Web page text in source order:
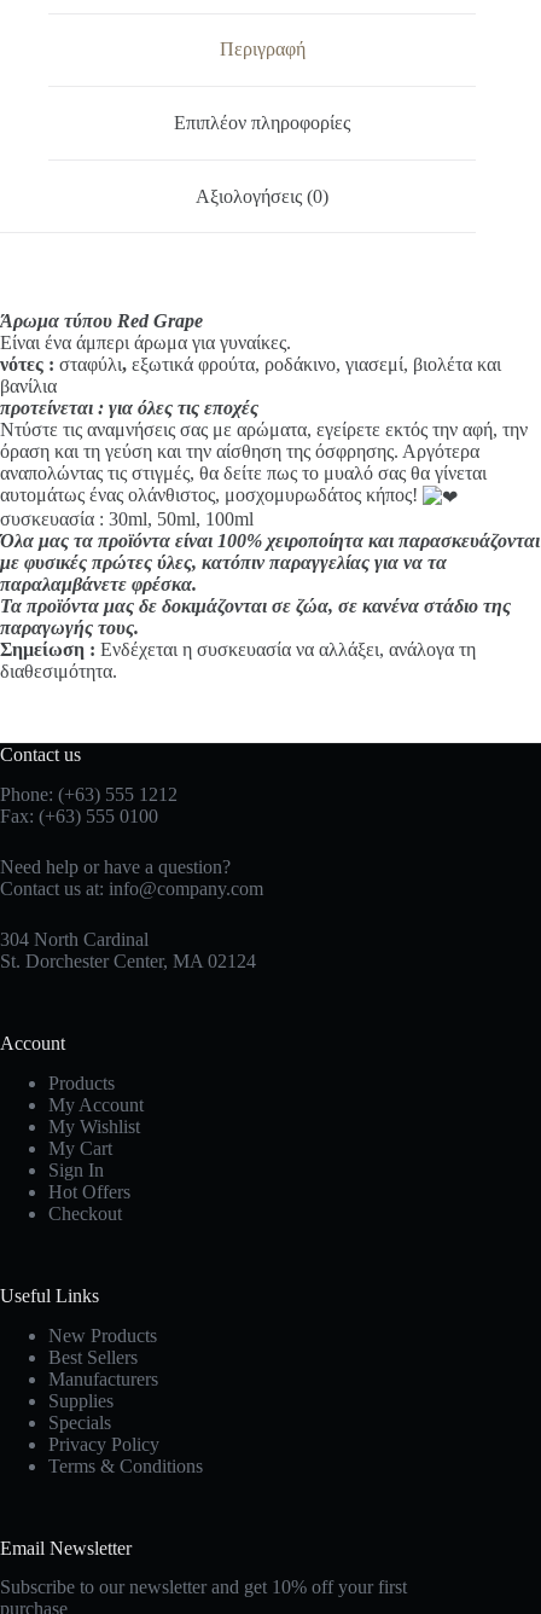
Περιγραφή
Επιπλέον πληροφορίες
Αξιολογήσεις (0)
Άρωμα τύπου Red Grape
Είναι ένα άμπερι άρωμα για γυναίκες.
νότες : σταφύλι, εξωτικά φρούτα, ροδάκινο, γιασεμί, βιολέτα και
βανίλια
προτείνεται : για όλες τις εποχές
Ντύστε τις αναμνήσεις σας με αρώματα, εγείρετε εκτός την αφή, την
όραση και τη γεύση και την αίσθηση της όσφρησης. Αργότερα
αναπολώντας τις στιγμές, θα δείτε πως το μυαλό σας θα γίνεται
αυτομάτως ένας ολάνθιστος, μοσχομυρωδάτος κήπος!
συσκευασία : 30ml, 50ml, 100ml
Όλα μας τα προϊόντα είναι 100% χειροποίητα και παρασκευάζονται
με φυσικές πρώτες ύλες, κατόπιν παραγγελίας για να τα
παραλαμβάνετε φρέσκα.
Τα προϊόντα μας δε δοκιμάζονται σε ζώα, σε κανένα στάδιο της
παραγωγής τους.
Σημείωση : Ενδέχεται η συσκευασία να αλλάξει, ανάλογα τη
διαθεσιμότητα.
Contact us
Phone: (+63) 555 1212
Fax: (+63) 555 0100
Need help or have a question?
Contact us at: info@company.com
304 North Cardinal
St. Dorchester Center, MA 02124
Account
Products
My Account
My Wishlist
My Cart
Sign In
Hot Offers
Checkout
Useful Links
New Products
Best Sellers
Manufacturers
Supplies
Specials
Privacy Policy
Terms & Conditions
Email Newsletter
Subscribe to our newsletter and get 10% off your first
purchase